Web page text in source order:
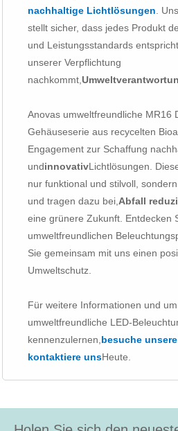
nachhaltige Lichtlösungen.
stellt sicher, dass jedes Produkt
und Leistungsstandards
unserer Verpflichtung
nachkommt,
Anovas umweltfreundliche MR16
Gehäuseserie aus recycelten
Engagement zur Schaffung
undinnovativLichtlösungen.
nur funktional und stilvoll,
und tragen dazu bei,Abfall
eine grünere Zukunft. Entdecken
umweltfreundlichen
Sie gemeinsam mit uns einen
Umweltschutz.
Für weitere Informationen und
umweltfreundliche LED-
kennenzulernen,besuche
kontaktiere unsHeute.